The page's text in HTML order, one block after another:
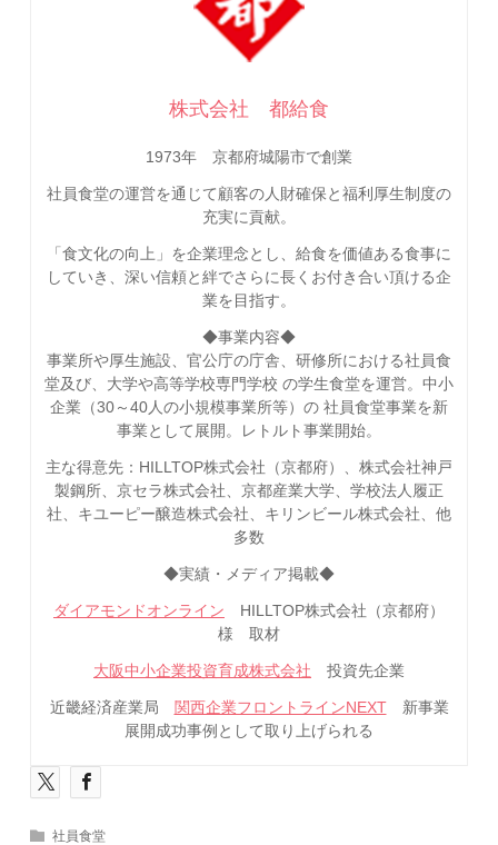
株式会社 都給食
1973年 京都府城陽市で創業
社員食堂の運営を通じて顧客の人財確保と福利厚生制度の
充実に貢献。
「食文化の向上」を企業理念とし、給食を価値ある食事に
していき、深い信頼と絆でさらに長くお付き合い頂ける企
業を目指す。
◆事業内容◆
事業所や厚生施設、官公庁の庁舎、研修所における社員食
堂及び、大学や高等学校専門学校 の学生食堂を運営。中小
企業（30～40人の小規模事業所等）の 社員食堂事業を新
事業として展開。レトルト事業開始。
主な得意先：HILLTOP株式会社（京都府）、株式会社神戸
製鋼所、京セラ株式会社、京都産業大学、学校法人履正
社、キユーピー醸造株式会社、キリンビール株式会社、他
多数
◆実績・メディア掲載◆
ダイアモンドオンライン HILLTOP株式会社（京都府）
様 取材
大阪中小企業投資育成株式会社 投資先企業
近畿経済産業局 関西企業フロントラインNEXT新事業
展開成功事例として取り上げられる
社員食堂